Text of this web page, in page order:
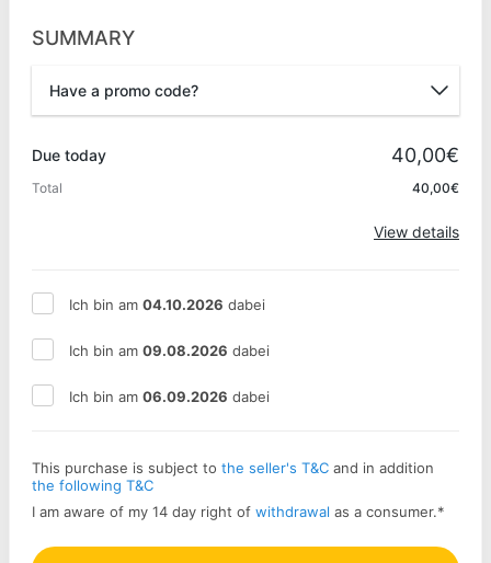
SUMMARY
Have a promo code?
Due today 40,00€
Total 40,00€
View details
Ich bin am 04.10.2026 dabei
Ich bin am 09.08.2026 dabei
Ich bin am 06.09.2026 dabei
This purchase is subject to the seller's T&C and in addition
the following T&C
I am aware of my 14 day right of withdrawal as a consumer.*